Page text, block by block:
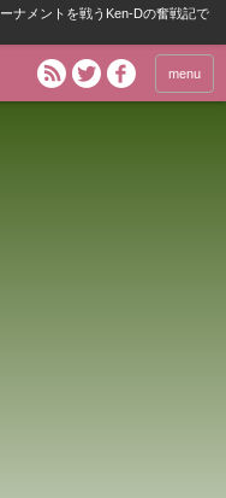
ナメントを戦うKen-Dの奮戦記で
menu